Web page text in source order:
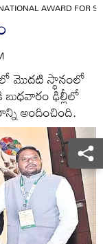
AWARD FOR
మొదటి స్థానంలో
ఢిల్లీలో
అందించింది.